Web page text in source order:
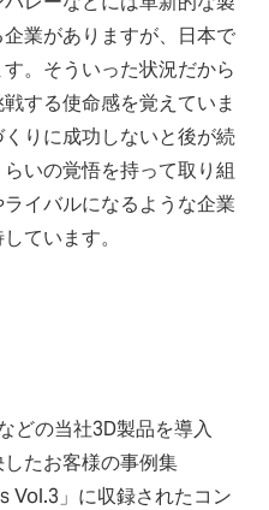
業がありますが、日本で
。そういった状況だから
する使命感を覚えていま
りに成功しないと後が続
いの覚悟を持って取り組
イバルになるような企業
ています。
どの当社3D製品を導入
たお客様の事例集
Vol.3」に収録されたコン